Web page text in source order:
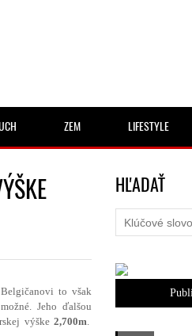
ZEM LIFESTYLE
to však
Jeho ďalšou
výške2,700m.
HĽADAŤ